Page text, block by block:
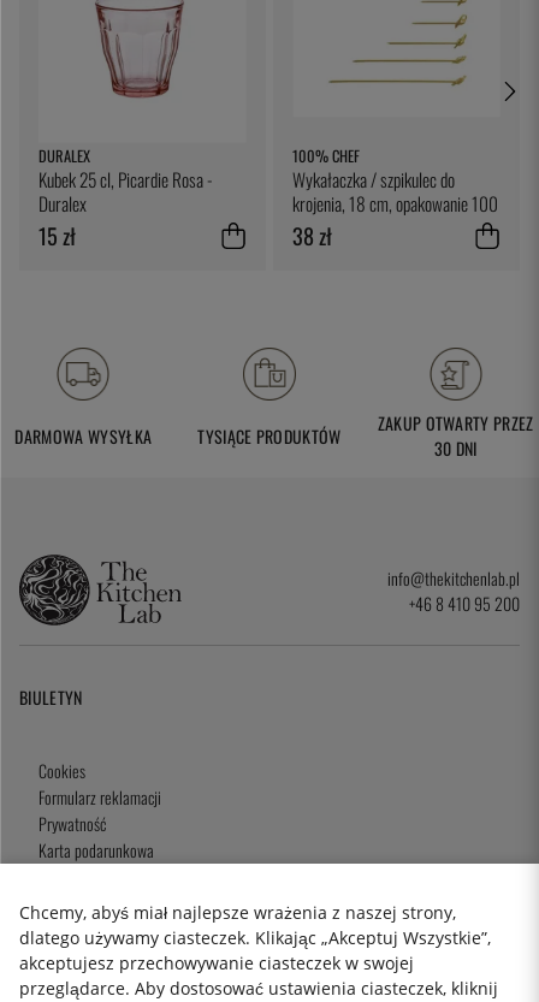
DURALEX
Kubek 25 cl, Picardie Rosa -
Duralex
15 zł
100% CHEF
Wykałaczka / szpikulec do
krojenia, 18 cm, opakowanie 100
sztuk - 100% Chef
38 zł
DARMOWA WYSYŁKA TYSIĄCE PRODUKTÓW
ZAKUP OTWARTY PRZEZ
30 DNI
info@thekitchenlab.pl
+46 8 410 95 200
BIULETYN
Cookies
Formularz reklamacji
Prywatność
Karta podarunkowa
2026 KitchenLab AB
Chcemy, abyś miał najlepsze wrażenia z naszej strony,
dlatego używamy ciasteczek. Klikając „Akceptuj Wszystkie”,
akceptujesz przechowywanie ciasteczek w swojej
przeglądarce. Aby dostosować ustawienia ciasteczek, kliknij